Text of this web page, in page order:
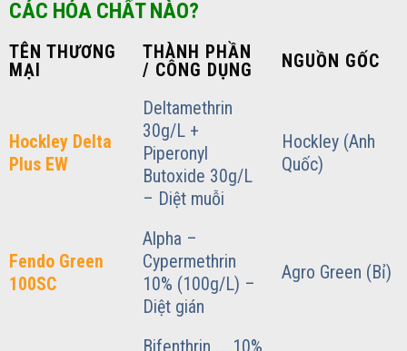
CÁC HÓA CHẤT NÀO?
TÊN THƯƠNG
MẠI
THÀNH PHẦN
/ CÔNG DỤNG
NGUỒN GỐC
Hockley Delta
Plus EW
Deltamethrin
30g/L +
Piperonyl
Butoxide 30g/L
– Diệt muỗi
Hockley (Anh
Quốc)
Fendo Green
100SC
Alpha –
Cypermethrin
10% (100g/L) –
Diệt gián
Agro Green (Bỉ)